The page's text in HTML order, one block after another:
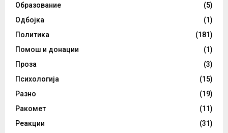
Образование
(5)
Одбојка
(1)
Политика
(181)
Помош и донации
(1)
Проза
(3)
Психологија
(15)
Разно
(19)
Ракомет
(11)
Реакции
(31)